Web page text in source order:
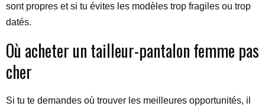
sont propres et si tu évites les modèles trop fragiles ou trop
datés.
Où acheter un tailleur-pantalon femme pas
cher
Si tu te demandes où trouver les meilleures opportunités, il